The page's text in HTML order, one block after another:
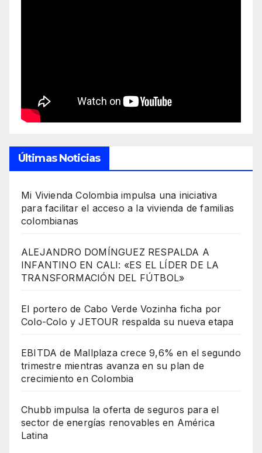
Últimas Noticias
Mi Vivienda Colombia impulsa una iniciativa
para facilitar el acceso a la vivienda de familias
colombianas
ALEJANDRO DOMÍNGUEZ RESPALDA A
INFANTINO EN CALI: «ES EL LÍDER DE LA
TRANSFORMACIÓN DEL FÚTBOL»
El portero de Cabo Verde Vozinha ficha por
Colo-Colo y JETOUR respalda su nueva etapa
EBITDA de Mallplaza crece 9,6% en el segundo
trimestre mientras avanza en su plan de
crecimiento en Colombia
Chubb impulsa la oferta de seguros para el
sector de energías renovables en América
Latina